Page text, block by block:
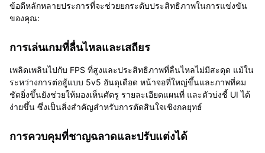
ข้อดีหลักหลายประการที่จะช่วยยกระดับประสิทธิภาพในการแข่งขัน
ของคุณ:
การเล่นเกมที่ลื่นไหลและเสถียร
เพลิดเพลินไปกับ FPS ที่สูงและประสิทธิภาพที่ลื่นไหลไม่มีสะดุด แม้ใน
ระหว่างการต่อสู้แบบ 5v5 อันดุเดือด หน้าจอที่ใหญ่ขึ้นและภาพที่คม
ชัดยิ่งขึ้นยังช่วยให้มองเห็นศัตรู รายละเอียดแผนที่ และตัวบ่งชี้ UI ได้
ง่ายขึ้น ซึ่งเป็นสิ่งสำคัญสำหรับการตัดสินใจเชิงกลยุทธ์
การควบคุมที่ชาญฉลาดและปรับแต่งได้